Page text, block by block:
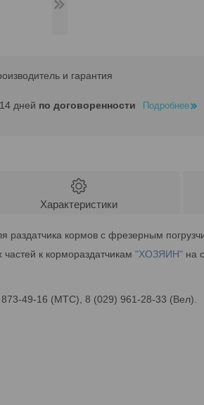
и гарантия
дней по договоренности Подробнее
Характеристики
раздатчика кормов с фрезерным
к кормораздатчикам "ХОЗЯИН" на
49-16 (МТС), 8 (029) 961-28-33 (Вел).